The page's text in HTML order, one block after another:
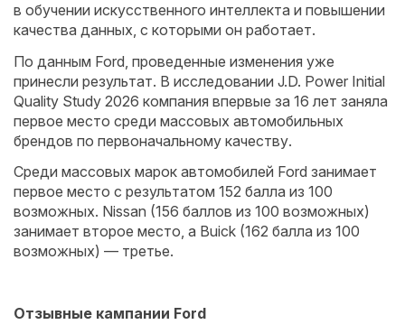
в обучении искусственного интеллекта и повышении
качества данных, с которыми он работает.
По данным Ford, проведенные изменения уже
принесли результат. В исследовании J.D. Power Initial
Quality Study 2026 компания впервые за 16 лет заняла
первое место среди массовых автомобильных
брендов по первоначальному качеству.
Среди массовых марок автомобилей Ford занимает
первое место с результатом 152 балла из 100
возможных. Nissan (156 баллов из 100 возможных)
занимает второе место, а Buick (162 балла из 100
возможных) — третье.
Отзывные кампании Ford